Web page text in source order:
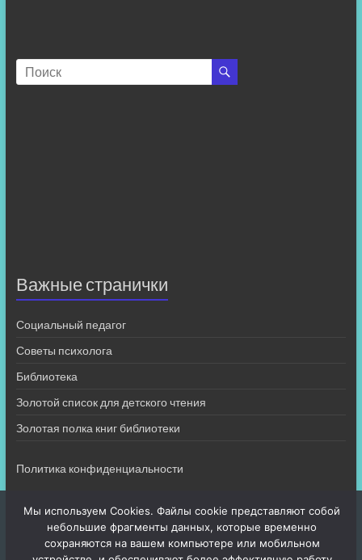
Важные странички
Социальный педагог
Советы психолога
Библиотека
Золотой список для детского чтения
Золотая полка книг библиотеки
Политика конфиденциальности
Мы используем Cookies. Файлы cookie представляют собой
небольшие фрагменты данных, которые временно
сохраняются на вашем компьютере или мобильном